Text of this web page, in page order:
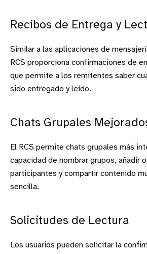
Recibos de Entrega y
Similar a las aplicaciones de
RCS proporciona confirmaciones de
que permite a los remitentes saber
sido entregado y leído.
Chats Grupales
El RCS permite chats grupales más
capacidad de nombrar grupos, añadir
participantes y compartir contenido
sencilla.
Solicitudes de Lectura
Los usuarios pueden solicitar la